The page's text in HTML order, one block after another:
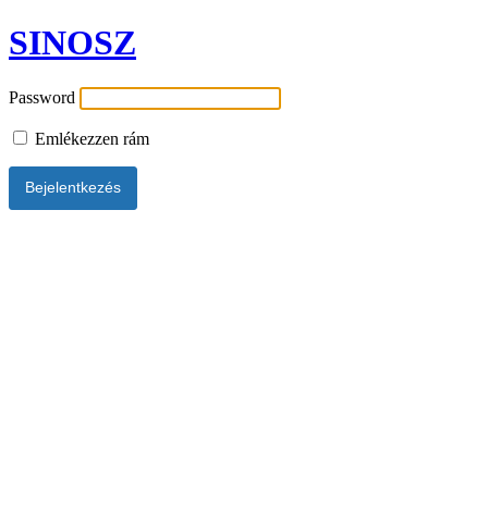
SINOSZ
Password
Emlékezzen rám